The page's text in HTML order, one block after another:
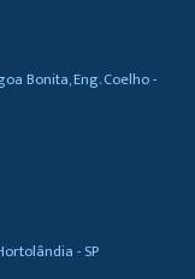
Bonita, Eng. Coelho -
- SP